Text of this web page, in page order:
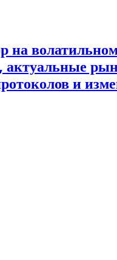
на
актуальные
и